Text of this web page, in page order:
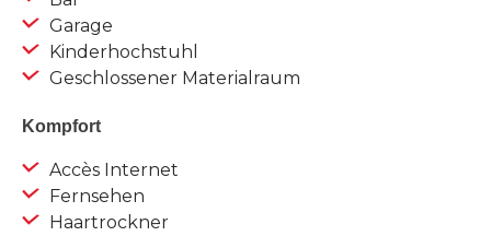
Garage
Kinderhochstuhl
Geschlossener Materialraum
Kompfort
Accès Internet
Fernsehen
Haartrockner